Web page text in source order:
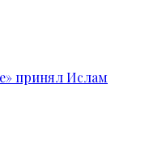
принял Ислам